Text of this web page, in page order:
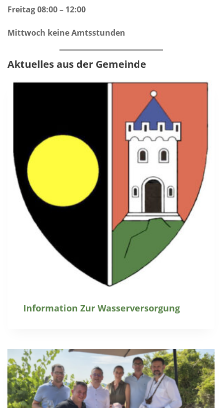
Freitag 08:00 – 12:00
Mittwoch keine Amtsstunden
Aktuelles aus der Gemeinde
Information Zur Wasserversorgung